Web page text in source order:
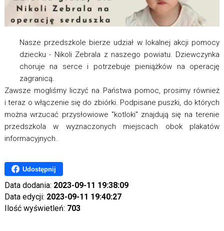
Nasze przedszkole bierze udział w lokalnej akcji pomocy
dziecku - Nikoli Zebrala z naszego powiatu. Dziewczynka
choruje na serce i potrzebuje pieniążków na operację
zagranicą.
Zawsze mogliśmy liczyć na Państwa pomoc, prosimy również
i teraz o włączenie się do zbiórki. Podpisane puszki, do których
można wrzucać przysłowiowe "kotloki" znajdują się na terenie
przedszkola w wyznaczonych miejscach obok plakatów
informacyjnych.
Udostępnij
Data dodania: 2023-09-11 19:38:09
Data edycji: 2023-09-11 19:40:27
Ilość wyświetleń: 703